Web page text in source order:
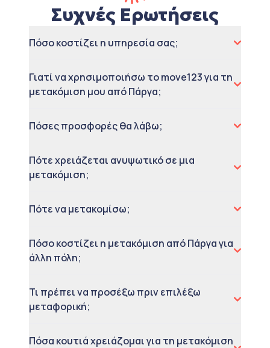
Συχνές Ερωτήσεις
Πόσο κοστίζει η υπηρεσία σας;
Γιατί να χρησιμοποιήσω το move123 για τη
μετακόμιση μου από Πάργα;
Πόσες προσφορές θα λάβω;
Πότε χρειάζεται ανυψωτικό σε μια
μετακόμιση;
Πότε να μετακομίσω;
Πόσο κοστίζει η μετακόμιση από Πάργα για
άλλη πόλη;
Τι πρέπει να προσέξω πριν επιλέξω
μεταφορική;
Πόσα κουτιά χρειάζομαι για τη μετακόμιση